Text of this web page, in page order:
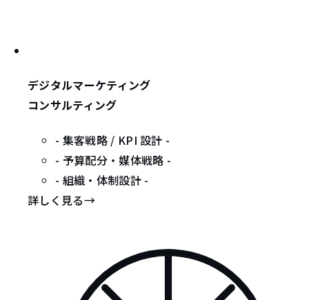
デジタルマーケティング
コンサルティング
- 集客戦略 / KPI 設計 -
- 予算配分・媒体戦略 -
- 組織・体制設計 -
詳しく見る→